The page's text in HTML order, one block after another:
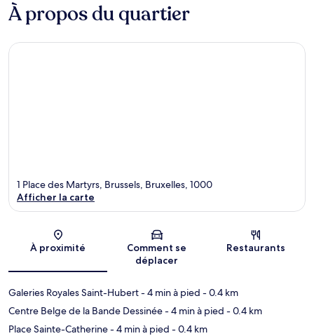
À propos du quartier
Carte
1 Place des Martyrs, Brussels, Bruxelles, 1000
Afficher la carte
À proximité
Comment se
déplacer
Restaurants
Galeries Royales Saint-Hubert- 4 min à pied - 0.4 km
Centre Belge de la Bande Dessinée- 4 min à pied - 0.4 km
Place Sainte-Catherine- 4 min à pied - 0.4 km